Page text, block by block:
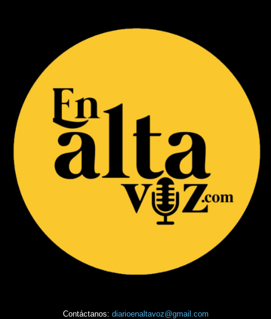
Contáctanos: diarioenaltavoz@gmail.com